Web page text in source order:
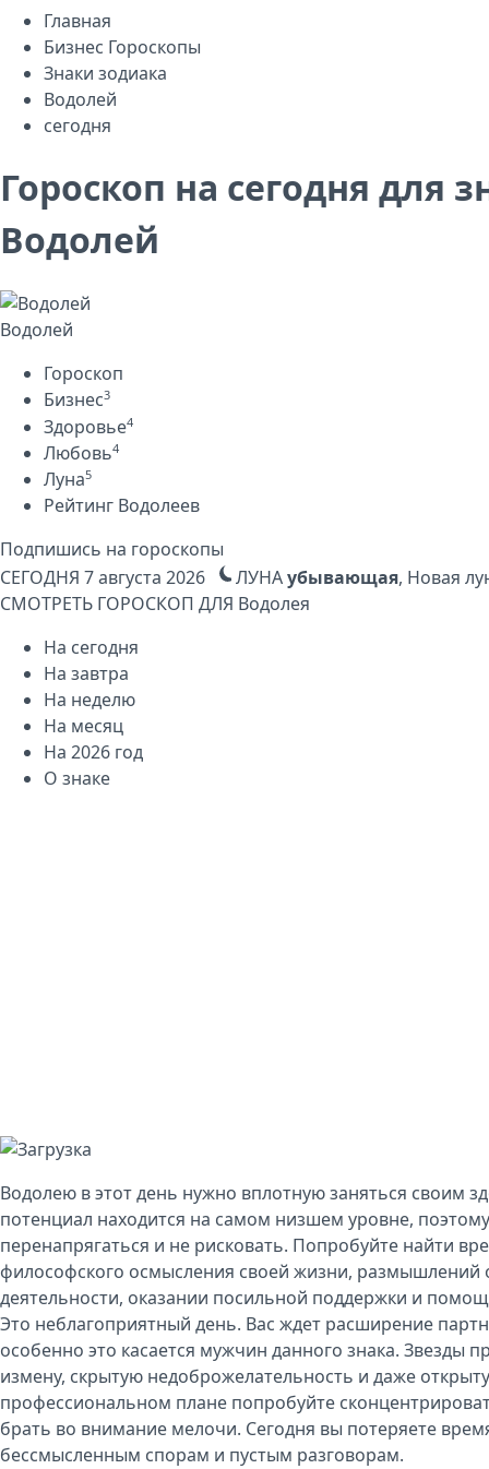
Главная
Бизнес Гороскопы
Знаки зодиака
Водолей
сегодня
Гороскоп на сегодня для
Водолей
Водолей
Гороскоп
Бизнес3
Здоровье4
Любовь4
Луна5
Рейтинг Водолеев
Подпишись на гороскопы
СЕГОДНЯ 7 августа 2026 ЛУНАубывающая, Новая
СМОТРЕТЬ ГОРОСКОП ДЛЯ Водолея
На сегодня
На завтра
На неделю
На месяц
На 2026 год
О знаке
Водолею в этот день нужно вплотную заняться своим
потенциал находится на самом низшем уровне,
перенапрягаться и не рисковать. Попробуйте найти
философского осмысления своей жизни, размышлений
деятельности, оказании посильной поддержки и
Это неблагоприятный день. Вас ждет расширение
особенно это касается мужчин данного знака. Звезды
измену, скрытую недоброжелательность и даже
профессиональном плане попробуйте
брать во внимание мелочи. Сегодня вы потеряете
бессмысленным спорам и пустым разговорам.